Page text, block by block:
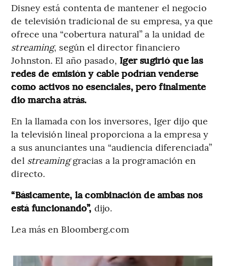
Disney está contenta de mantener el negocio
de televisión tradicional de su empresa, ya que
ofrece una “cobertura natural” a la unidad de
streaming, según el director financiero
Johnston. El año pasado, Iger sugirió que las
redes de emisión y cable podrían venderse
como activos no esenciales, pero finalmente
dio marcha atrás.
En la llamada con los inversores, Iger dijo que
la televisión lineal proporciona a la empresa y
a sus anunciantes una “audiencia diferenciada”
del streaminggracias a la programación en
directo.
“Básicamente, la combinación de ambas nos
está funcionando”, dijo.
Lea más en Bloomberg.com